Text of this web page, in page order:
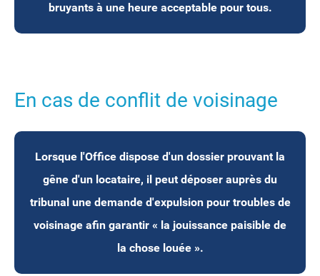
bruyants à une heure acceptable pour tous.
En cas de conflit de voisinage
Lorsque l'Office dispose d'un dossier prouvant la
gêne d'un locataire, il peut déposer auprès du
tribunal une demande d'expulsion pour troubles de
voisinage afin garantir « la jouissance paisible de
la chose louée ».